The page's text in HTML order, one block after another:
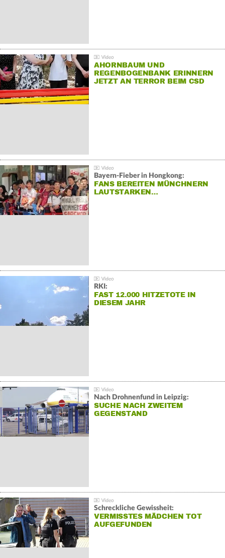
AHORNBAUM UND
REGENBOGENBANK ERINNERN
JETZT AN TERROR BEIM CSD
Bayern-Fieber in Hongkong:
FANS BEREITEN MÜNCHNERN
LAUTSTARKEN…
RKI:
FAST 12.000 HITZETOTE IN
DIESEM JAHR
Nach Drohnenfund in Leipzig:
SUCHE NACH ZWEITEM
GEGENSTAND
Schreckliche Gewissheit:
VERMISSTES MÄDCHEN TOT
AUFGEFUNDEN